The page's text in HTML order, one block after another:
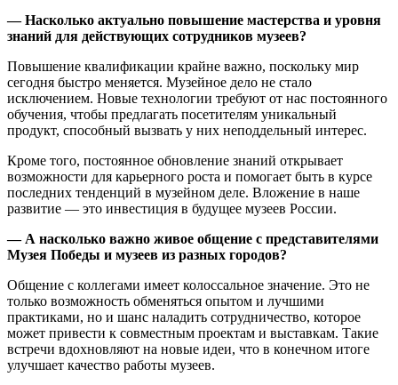
—Насколько актуально повышение мастерства и уровня
знаний для действующих сотрудников музеев?
Повышение квалификации крайне важно, поскольку мир
сегодня быстро меняется. Музейное дело не стало
исключением. Новые технологии требуют от нас постоянного
обучения, чтобы предлагать посетителям уникальный
продукт, способный вызвать у них неподдельный интерес.
Кроме того, постоянное обновление знаний открывает
возможности для карьерного роста и помогает быть в курсе
последних тенденций в музейном деле. Вложение в наше
развитие — это инвестиция в будущее музеев России.
— А насколько важно живое общение с представителями
Музея Победы и музеев из разных городов?
Общение с коллегами имеет колоссальное значение. Это не
только возможность обменяться опытом и лучшими
практиками, но и шанс наладить сотрудничество, которое
может привести к совместным проектам и выставкам. Такие
встречи вдохновляют на новые идеи, что в конечном итоге
улучшает качество работы музеев.